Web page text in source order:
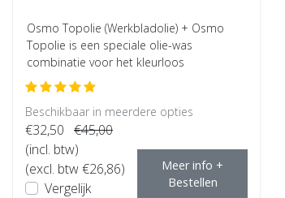
Osmo Topolie (Werkbladolie) + Osmo
Topolie is een speciale olie-was
combinatie voor het kleurloos
behandelen van meubelo...
Beschikbaar in meerdere opties
€32,50 €45,00
(incl. btw)
(excl. btw €26,86)
Vergelijk
Meer info +
Bestellen